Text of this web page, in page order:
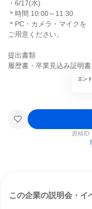
・6/17(水)
＊時間 10:00～11:30
＊PC・カメラ・マイクを
ご用意ください。
提出書類
履歴書・卒業見込み証明
エン
原稿ID
この企業の説明会・イ